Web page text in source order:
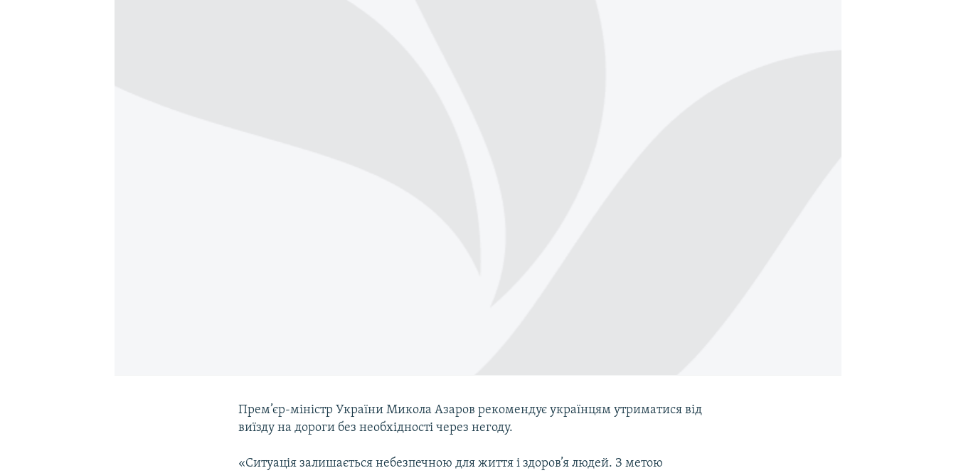
Прем’єр-мiнiстр України Микола Азаров рекомендує українцям утриматися вiд
виїзду на дороги без необхiдностi через негоду.
«Ситуацiя залишається небезпечною для життя i здоров’я людей. З метою